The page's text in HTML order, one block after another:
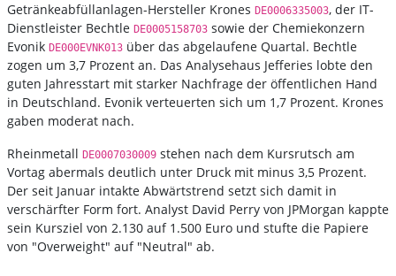
Getränkeabfüllanlagen-Hersteller Krones DE0006335003, der IT-
Dienstleister Bechtle DE0005158703 sowie der Chemiekonzern
Evonik DE000EVNK013 über das abgelaufene Quartal. Bechtle
zogen um 3,7 Prozent an. Das Analysehaus Jefferies lobte den
guten Jahresstart mit starker Nachfrage der öffentlichen Hand
in Deutschland. Evonik verteuerten sich um 1,7 Prozent. Krones
gaben moderat nach.
Rheinmetall DE0007030009 stehen nach dem Kursrutsch am
Vortag abermals deutlich unter Druck mit minus 3,5 Prozent.
Der seit Januar intakte Abwärtstrend setzt sich damit in
verschärfter Form fort. Analyst David Perry von JPMorgan kappte
sein Kursziel von 2.130 auf 1.500 Euro und stufte die Papiere
von "Overweight" auf "Neutral" ab.